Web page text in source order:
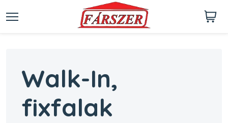
Walk-In,
fixfalak